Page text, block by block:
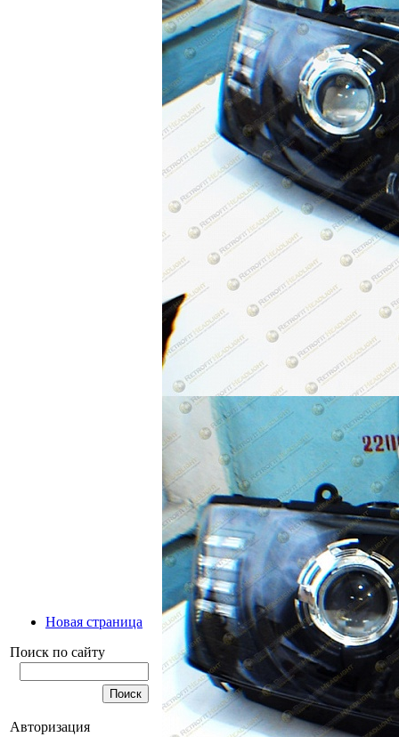
Новая страница
Поиск по сайту
Авторизация